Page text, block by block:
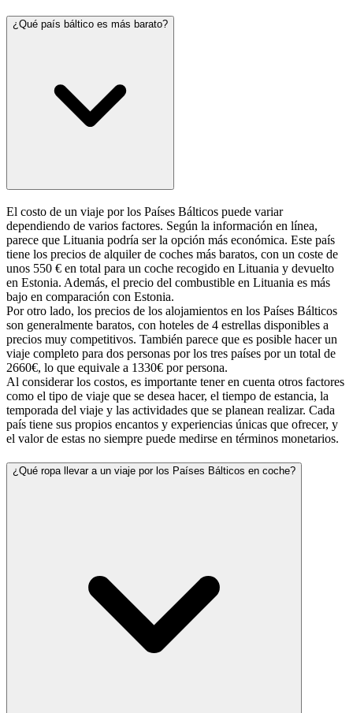
¿Qué país báltico es más barato?
El costo de un viaje por los Países Bálticos puede variar
dependiendo de varios factores. Según la información en línea,
parece que Lituania podría ser la opción más económica. Este país
tiene los precios de alquiler de coches más baratos, con un coste de
unos 550 € en total para un coche recogido en Lituania y devuelto
en Estonia. Además, el precio del combustible en Lituania es más
bajo en comparación con Estonia.
Por otro lado, los precios de los alojamientos en los Países Bálticos
son generalmente baratos, con hoteles de 4 estrellas disponibles a
precios muy competitivos. También parece que es posible hacer un
viaje completo para dos personas por los tres países por un total de
2660€, lo que equivale a 1330€ por persona.
Al considerar los costos, es importante tener en cuenta otros factores
como el tipo de viaje que se desea hacer, el tiempo de estancia, la
temporada del viaje y las actividades que se planean realizar. Cada
país tiene sus propios encantos y experiencias únicas que ofrecer, y
el valor de estas no siempre puede medirse en términos monetarios.
¿Qué ropa llevar a un viaje por los Países Bálticos en coche?